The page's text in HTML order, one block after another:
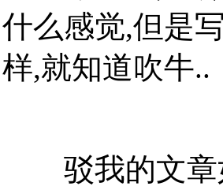
什么感觉,但是
样,就知道吹牛..
驳我的文章如